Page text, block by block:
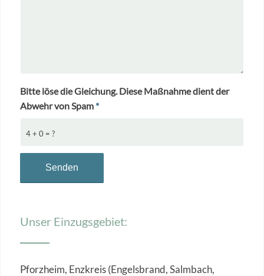
4 + 0 = ?
Bitte löse die Gleichung. Diese Maßnahme dient der
Abwehr von Spam *
Unser Einzugsgebiet:
Pforzheim, Enzkreis (Engelsbrand, Salmbach,